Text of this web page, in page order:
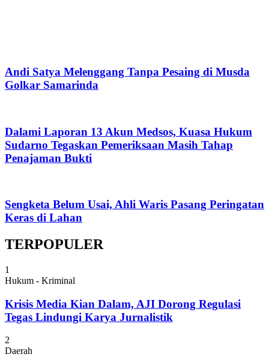
Andi Satya Melenggang Tanpa Pesaing di Musda
Golkar Samarinda
Dalami Laporan 13 Akun Medsos, Kuasa Hukum
Sudarno Tegaskan Pemeriksaan Masih Tahap
Penajaman Bukti
Sengketa Belum Usai, Ahli Waris Pasang Peringatan
Keras di Lahan
TERPOPULER
1
Hukum - Kriminal
Krisis Media Kian Dalam, AJI Dorong Regulasi
Tegas Lindungi Karya Jurnalistik
2
Daerah